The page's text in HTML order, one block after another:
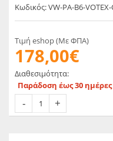
Κωδικός: VW-PA-B6-
Τιμή eshop (Με ΦΠΑ)
178,00€
Διαθεσιμότητα:
Παράδοση έως 30 ημέρες